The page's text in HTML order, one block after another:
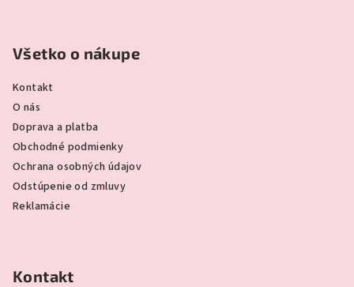
Všetko o nákupe
Kontakt
O nás
Doprava a platba
Obchodné podmienky
Ochrana osobných údajov
Odstúpenie od zmluvy
Reklamácie
Kontakt